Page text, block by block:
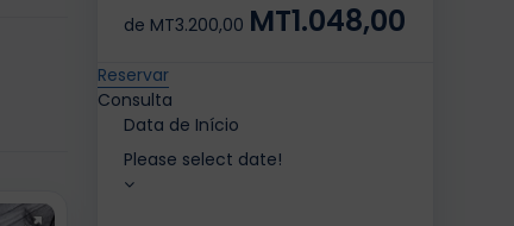
de MT3.200,00 MT1.048,00
Reservar
Consulta
Data de Início
Please select date!